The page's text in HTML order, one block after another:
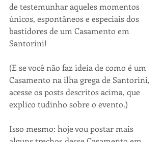
de testemunhar aqueles momentos
únicos, espontâneos e especiais dos
bastidores de um Casamento em
Santorini!
(E se você não faz ideia de como é um
Casamento na ilha grega de Santorini,
acesse os posts descritos acima, que
explico tudinho sobre o evento.)
Isso mesmo: hoje vou postar mais